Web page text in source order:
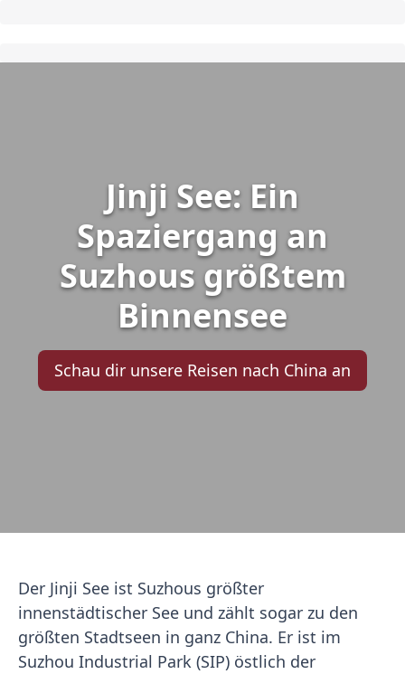
Jinji See: Ein
Spaziergang an
Suzhous größtem
Binnensee
Schau dir unsere Reisen nach China an
Der Jinji See ist Suzhous größter
innenstädtischer See und zählt sogar zu den
größten Stadtseen in ganz China. Er ist im
Suzhou Industrial Park (SIP) östlich der